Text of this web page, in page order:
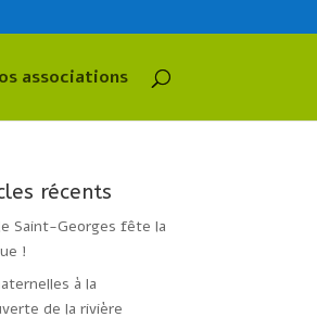
associations
récents
Saint-Georges fête la
!
à la
de la rivière